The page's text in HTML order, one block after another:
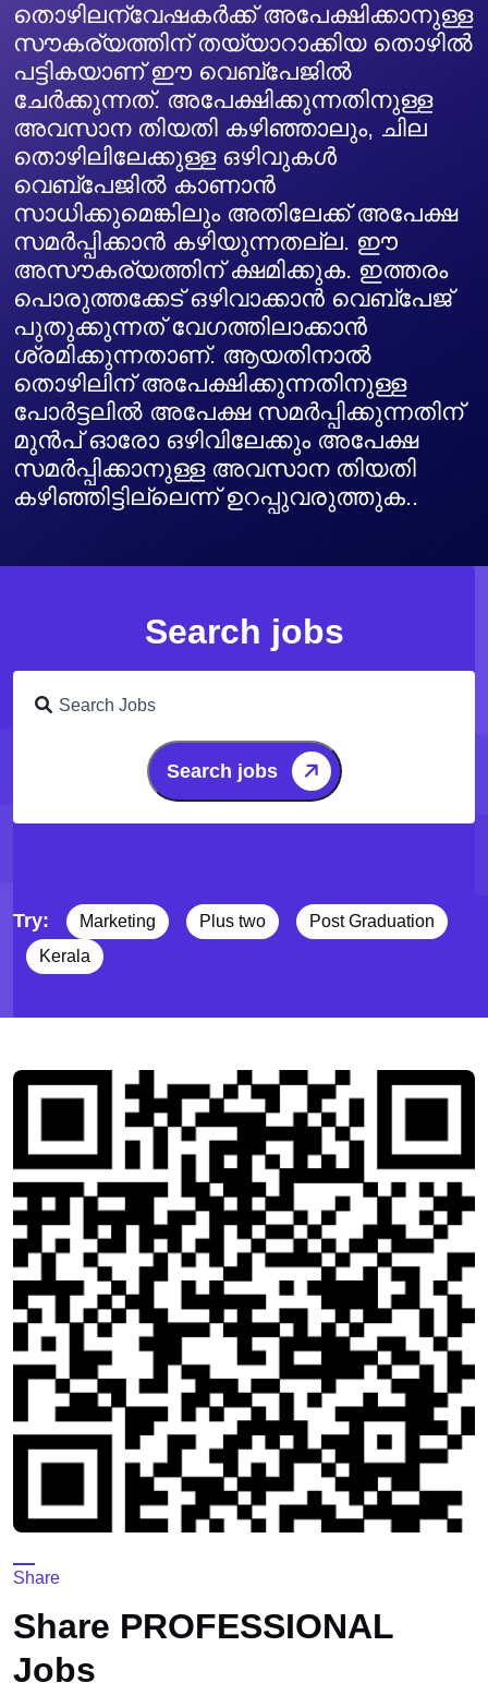
തൊഴിലന്വേഷകർക്ക് അപേക്ഷിക്കാനുള്ള
സൗകര്യത്തിന് തയ്യാറാക്കിയ തൊഴിൽ
പട്ടികയാണ് ഈ വെബ്പേജിൽ
ചേർക്കുന്നത്. അപേക്ഷിക്കുന്നതിനുള്ള
അവസാന തിയതി കഴിഞ്ഞാലും, ചില
തൊഴിലിലേക്കുള്ള ഒഴിവുകൾ
വെബ്‌പേജിൽ കാണാൻ
സാധിക്കുമെങ്കിലും അതിലേക്ക് അപേക്ഷ
സമർപ്പിക്കാൻ കഴിയുന്നതല്ല. ഈ
അസൗകര്യത്തിന് ക്ഷമിക്കുക. ഇത്തരം
പൊരുത്തക്കേട് ഒഴിവാക്കാൻ വെബ്പേജ്
പുതുക്കുന്നത് വേഗത്തിലാക്കാൻ
ശ്രമിക്കുന്നതാണ്. ആയതിനാൽ
തൊഴിലിന് അപേക്ഷിക്കുന്നതിനുള്ള
പോർട്ടലിൽ അപേക്ഷ സമർപ്പിക്കുന്നതിന്
മുൻപ് ഓരോ ഒഴിവിലേക്കും അപേക്ഷ
സമർപ്പിക്കാനുള്ള അവസാന തിയതി
കഴിഞ്ഞിട്ടില്ലെന്ന് ഉറപ്പുവരുത്തുക..
Search jobs
Search jobs
Try: Marketing Plus two
Post Graduation
Kerala
Share
Share PROFESSIONAL
Jobs